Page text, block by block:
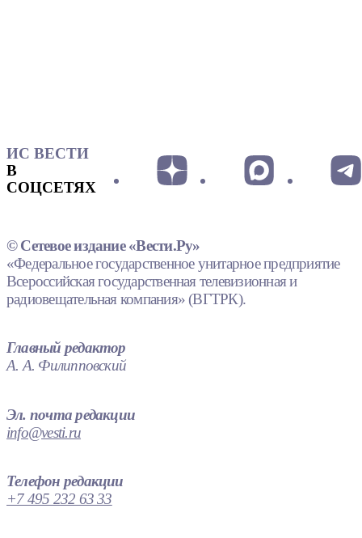
ИС ВЕСТИ
В
СОЦСЕТЯХ
© Сетевое издание «Вести.Ру»
«Федеральное государственное унитарное предприятие
Всероссийская государственная телевизионная и
радиовещательная компания» (ВГТРК).
Главный редактор
А. А. Филипповский
Эл. почта редакции
info@vesti.ru
Телефон редакции
+7 495 232 63 33